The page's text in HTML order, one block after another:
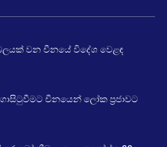
වන චීනයේ විදේශ වෙළඳ
චීනයෙන් ලෝක ප්‍රජාවට